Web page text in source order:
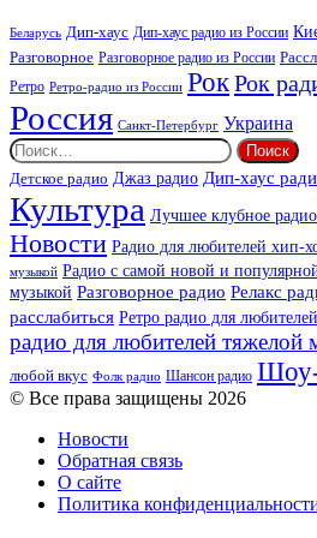
Беларусь Дип-хаус Дип-хаус радио из России
Разговорное Разговорное радио из России
Ретро Ретро-радио из России РокРок
Россия Санкт-Петербург Украина
Найти:
Детское радио Джаз радио Дип-хаус
Культура Лучшее клубное радио
Новости Радио для любителей хип-
музыкой Радио с самой новой и
музыкой Разговорное радио Релакс
расслабиться Ретро радио для
радио для любителей тяжелой
любой вкус Фолк радио Шансон радио
© Все права защищены 2026
Новости
Обратная связь
О сайте
Политика